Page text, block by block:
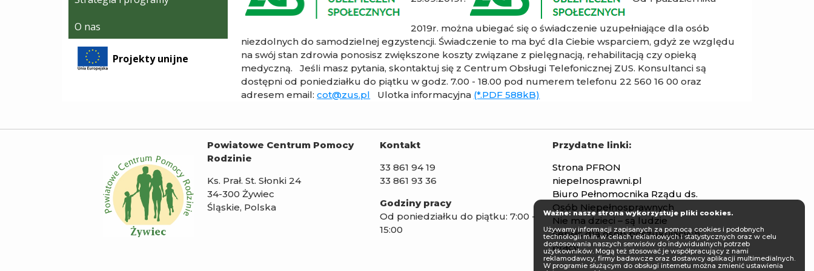
O nas
Projekty unijne
2019r. można ubiegać się o świadczenie uzupełniające dla osób
niezdolnych do samodzielnej egzystencji. Świadczenie to ma być dla Ciebie wsparciem, gdyż ze względu
na swój stan zdrowia ponosisz zwiększone koszty związane z pielęgnacją, rehabilitacją czy opieką
medyczną. Jeśli masz pytania, skontaktuj się z Centrum Obsługi Telefonicznej ZUS. Konsultanci są
dostępni od poniedziałku do piątku w godz. 7.00 - 18.00 pod numerem telefonu 22 560 16 00 oraz
adresem email:cot@zus.pl Ulotka informacyjna (*.PDF 588kB)
Powiatowe Centrum Pomocy
Rodzinie
Ks. Prał. St. Słonki 24
34-300 Żywiec
Śląskie, Polska
Kontakt
33 861 94 19
33 861 93 36
Godziny pracy
Od poniedziałku do piątku: 7:00 -
15:00
Przydatne linki:
Strona PFRON
niepelnosprawni.pl
Biuro Pełnomocnika Rządu ds.
Osób Niepełnosprawnych
Nie ma dzieci – są ludzie
Serwis dla osób poszukujących
pracy
Ważne: nasze strona wykorzystuje pliki cookies.
Używamy informacji zapisanych za pomocą cookies i podobnych
technologii m.in. w celach reklamowych i statystycznych oraz w celu
dostosowania naszych serwisów do indywidualnych potrzeb
użytkowników. Mogą też stosować je współpracujący z nami
reklamodawcy, firmy badawcze oraz dostawcy aplikacji multimedialnych.
W programie służącym do obsługi internetu można zmienić ustawienia